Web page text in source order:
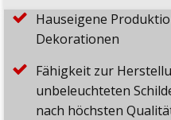
Hauseigene
Dekorationen
Fähigkeit zur
unbeleuchteten
nach höchsten